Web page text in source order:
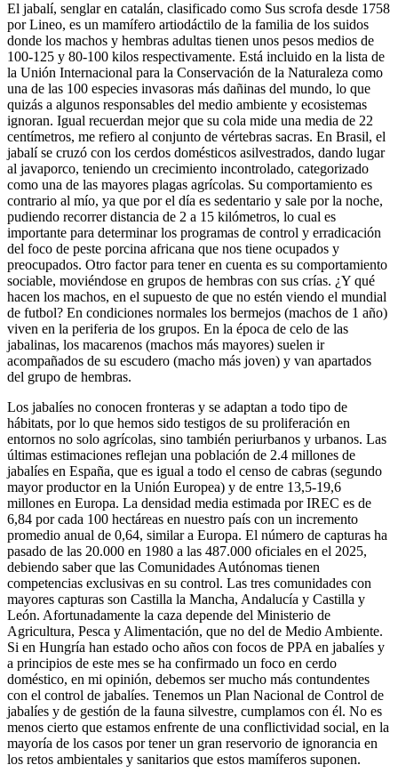
El jabalí, senglar en catalán, clasificado como Sus scrofa desde 1758
por Lineo, es un mamífero artiodáctilo de la familia de los suidos
donde los machos y hembras adultas tienen unos pesos medios de
100-125 y 80-100 kilos respectivamente. Está incluido en la lista de
la Unión Internacional para la Conservación de la Naturaleza como
una de las 100 especies invasoras más dañinas del mundo, lo que
quizás a algunos responsables del medio ambiente y ecosistemas
ignoran. Igual recuerdan mejor que su cola mide una media de 22
centímetros, me refiero al conjunto de vértebras sacras. En Brasil, el
jabalí se cruzó con los cerdos domésticos asilvestrados, dando lugar
al javaporco, teniendo un crecimiento incontrolado, categorizado
como una de las mayores plagas agrícolas. Su comportamiento es
contrario al mío, ya que por el día es sedentario y sale por la noche,
pudiendo recorrer distancia de 2 a 15 kilómetros, lo cual es
importante para determinar los programas de control y erradicación
del foco de peste porcina africana que nos tiene ocupados y
preocupados. Otro factor para tener en cuenta es su comportamiento
sociable, moviéndose en grupos de hembras con sus crías. ¿Y qué
hacen los machos, en el supuesto de que no estén viendo el mundial
de futbol? En condiciones normales los bermejos (machos de 1 año)
viven en la periferia de los grupos. En la época de celo de las
jabalinas, los macarenos (machos más mayores) suelen ir
acompañados de su escudero (macho más joven) y van apartados
del grupo de hembras.
Los jabalíes no conocen fronteras y se adaptan a todo tipo de
hábitats, por lo que hemos sido testigos de su proliferación en
entornos no solo agrícolas, sino también periurbanos y urbanos. Las
últimas estimaciones reflejan una población de 2.4 millones de
jabalíes en España, que es igual a todo el censo de cabras (segundo
mayor productor en la Unión Europea) y de entre 13,5-19,6
millones en Europa. La densidad media estimada por IREC es de
6,84 por cada 100 hectáreas en nuestro país con un incremento
promedio anual de 0,64, similar a Europa. El número de capturas ha
pasado de las 20.000 en 1980 a las 487.000 oficiales en el 2025,
debiendo saber que las Comunidades Autónomas tienen
competencias exclusivas en su control. Las tres comunidades con
mayores capturas son Castilla la Mancha, Andalucía y Castilla y
León. Afortunadamente la caza depende del Ministerio de
Agricultura, Pesca y Alimentación, que no del de Medio Ambiente.
Si en Hungría han estado ocho años con focos de PPA en jabalíes y
a principios de este mes se ha confirmado un foco en cerdo
doméstico, en mi opinión, debemos ser mucho más contundentes
con el control de jabalíes. Tenemos un Plan Nacional de Control de
jabalíes y de gestión de la fauna silvestre, cumplamos con él. No es
menos cierto que estamos enfrente de una conflictividad social, en la
mayoría de los casos por tener un gran reservorio de ignorancia en
los retos ambientales y sanitarios que estos mamíferos suponen.